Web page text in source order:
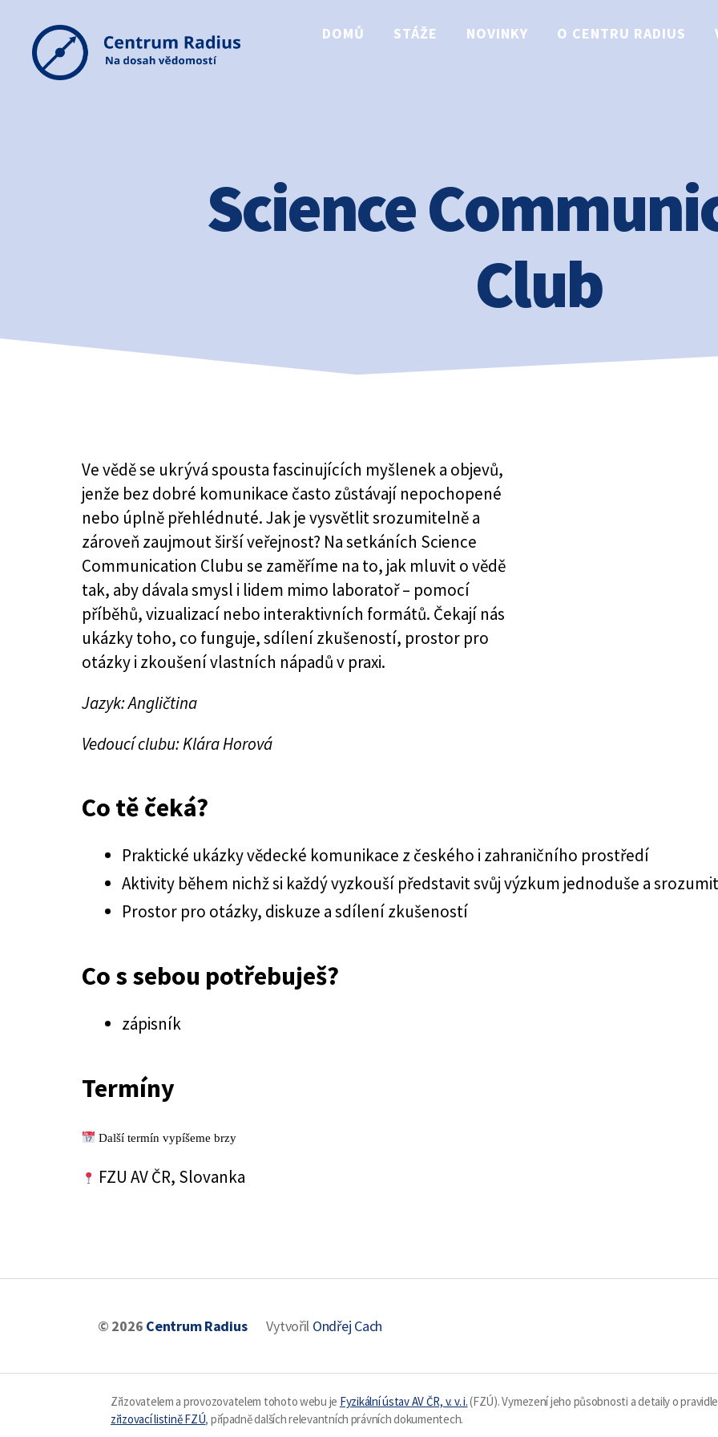
DOMŮ STÁŽE NOVINKY O CENTRU RADIUS
Science
Club
Ve vědě se ukrývá spousta fascinujících myšlenek a objevů,
jenže bez dobré komunikace často zůstávají nepochopené
nebo úplně přehlédnuté. Jak je vysvětlit srozumitelně a
zároveň zaujmout širší veřejnost? Na setkáních Science
Communication Clubu se zaměříme na to, jak mluvit o vědě
tak, aby dávala smysl i lidem mimo laboratoř – pomocí
příběhů, vizualizací nebo interaktivních formátů. Čekají nás
ukázky toho, co funguje, sdílení zkušeností, prostor pro
otázky i zkoušení vlastních nápadů v praxi.
Jazyk: Angličtina
Vedoucí clubu: Klára Horová
Co tě čeká?
Praktické ukázky vědecké komunikace z českého i zahraničního prostředí
Aktivity během nichž si každý vyzkouší představit svůj výzkum jednoduše a
Prostor pro otázky, diskuze a sdílení zkušeností
Co s sebou potřebuješ?
zápisník
Termíny
Další termín vypíšeme brzy
FZU AV ČR, Slovanka
© 2026 Centrum Radius Vytvořil Ondřej Cach
Zřizovatelem a provozovatelem tohoto webu je Fyzikální ústav AV ČR, v. v. i.(FZÚ). Vymezení jeho působnosti a detaily o
zřizovací listině FZÚ, případně dalších relevantních právních dokumentech.